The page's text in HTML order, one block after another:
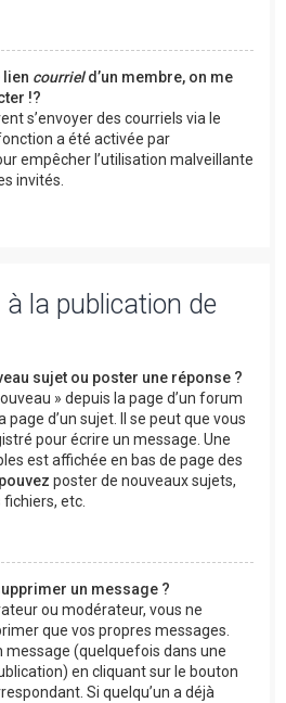
lien courrield’un membre, on me
!?
s’envoyer des courriels via le
a été activée par
empêcher l’utilisation malveillante
invités.
à la publication de
sujet ou poster une réponse ?
» depuis la page d’un forum
page d’un sujet. Il se peut que vous
pour écrire un message. Une
est affichée en bas de page des
pouvez poster de nouveaux sujets,
etc.
un message ?
ou modérateur, vous ne
que vos propres messages.
message (quelquefois dans une
en cliquant sur le bouton
Si quelqu’un a déjà